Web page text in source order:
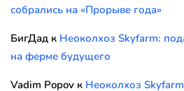
собрались на «Прорыве года»
БигДад к Неоколхоз Skyfarm:
на ферме будущего
Vadim Popov к Неоколхоз